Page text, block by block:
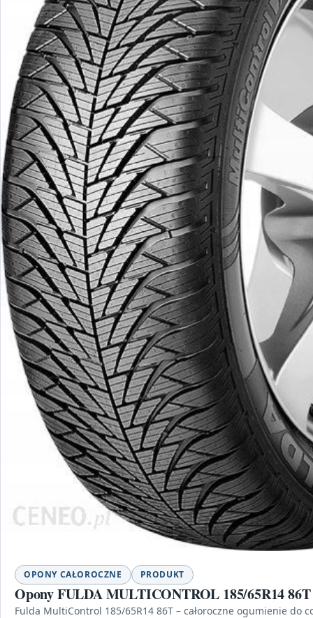
OPONY CAŁOROCZNE PRODUKT
Opony FULDA MULTICONTROL 185/65R14 86T
Fulda MultiControl 185/65R14 86T – całoroczne ogumienie do